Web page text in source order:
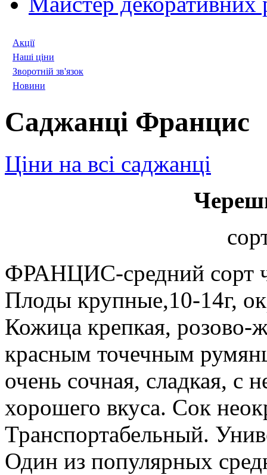
Акції
Наші ціни
Зворотній зв'язок
Новини
Саджанці Францис
Ціни на всі саджанці
ФРАНЦИС-средний сорт
Плоды крупные,10-14г,
Кожица крепкая,
красным точечным
очень сочная, сладкая, с
хорошего вкуса. Сок
Транспортабельный.
Один из популярных